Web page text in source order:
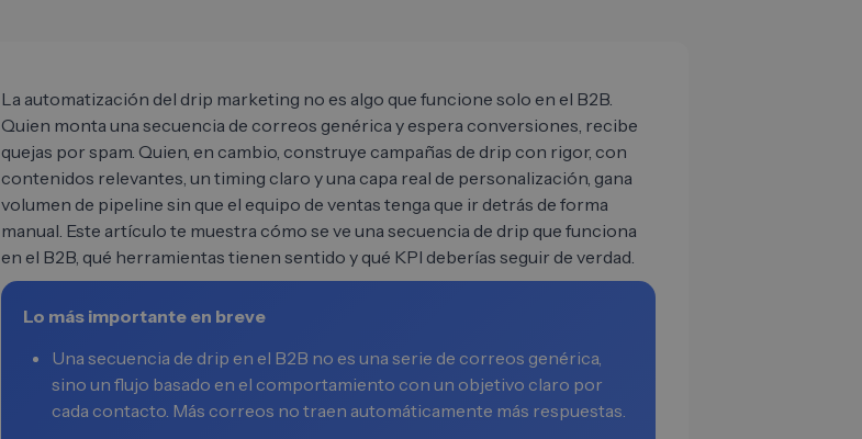
La automatización del drip marketing no es algo que funcione solo en el B2B.
Quien monta una secuencia de correos genérica y espera conversiones, recibe
quejas por spam. Quien, en cambio, construye campañas de drip con rigor, con
contenidos relevantes, un timing claro y una capa real de personalización, gana
volumen de pipeline sin que el equipo de ventas tenga que ir detrás de forma
manual. Este artículo te muestra cómo se ve una secuencia de drip que funciona
en el B2B, qué herramientas tienen sentido y qué KPI deberías seguir de verdad.
Lo más importante en breve
Una secuencia de drip en el B2B no es una serie de correos genérica,
sino un flujo basado en el comportamiento con un objetivo claro por
cada contacto. Más correos no traen automáticamente más respuestas.